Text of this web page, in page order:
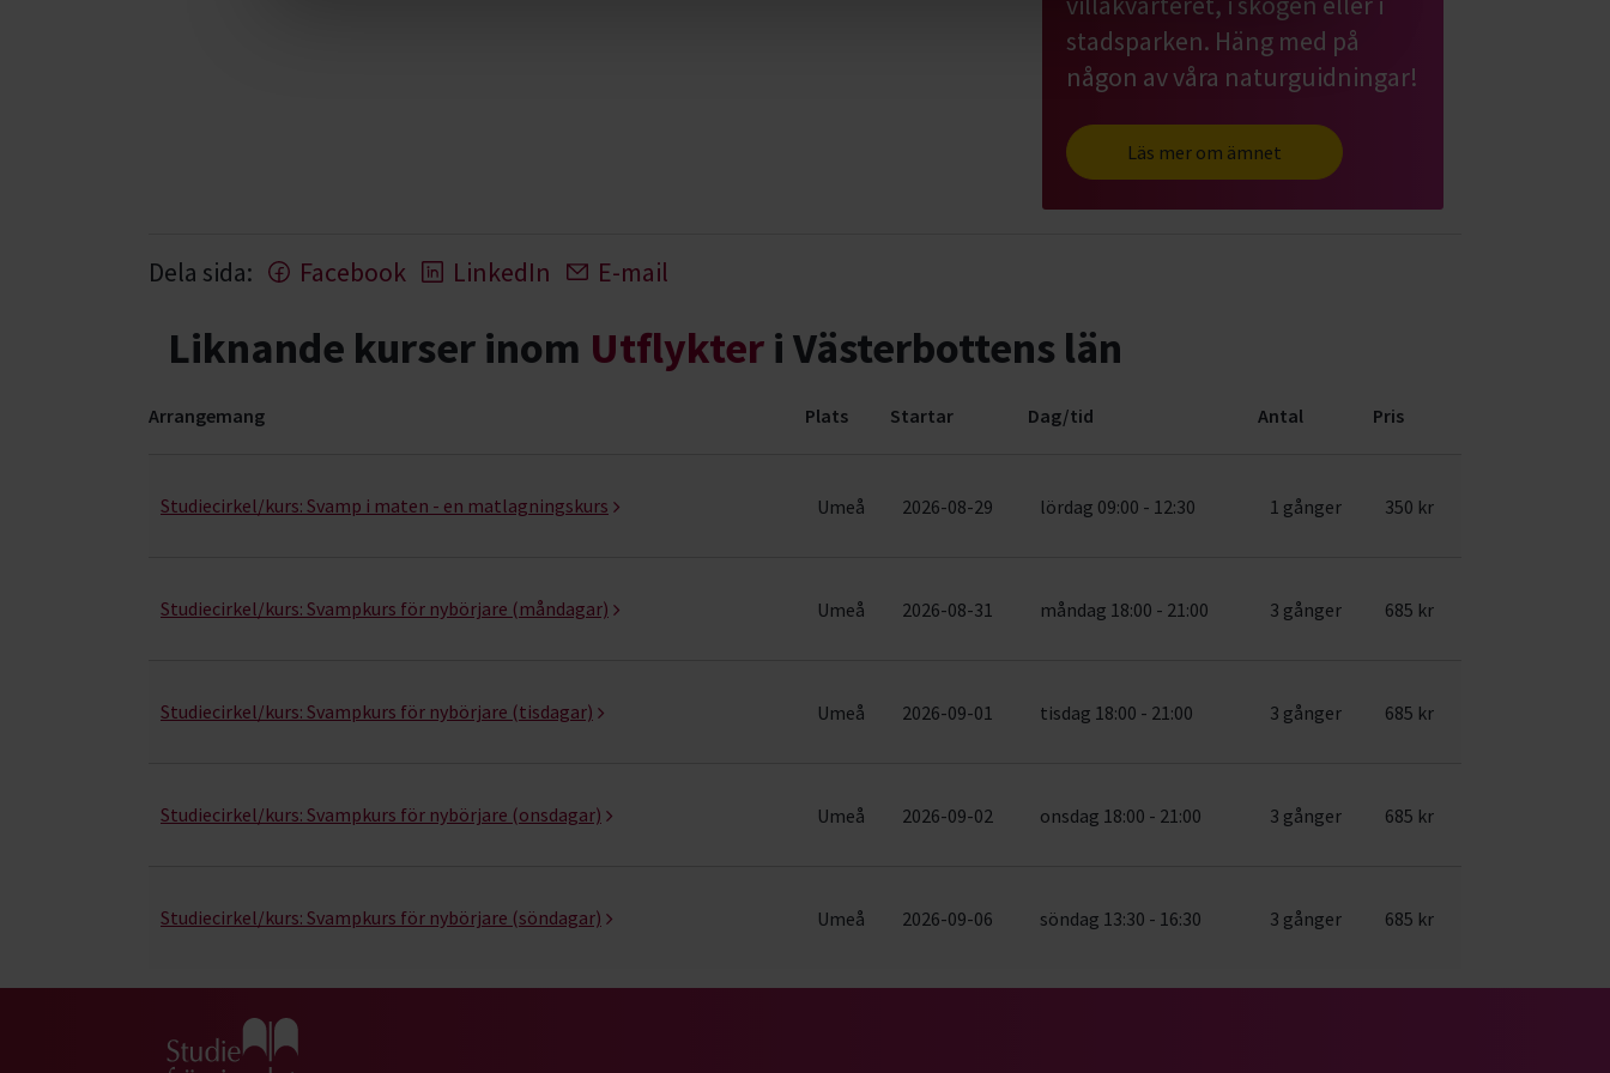
stadsparken. Häng med på
någon av våra naturguidningar!
Läs mer om ämnet
Dela sida: Facebook LinkedIn E-mail
Liknande kurser inom Utflykter i Västerbottens län
Arrangemang Plats Startar Dag/tid Antal Pris
Studiecirkel/kurs: Svamp i maten - en matlagningskurs Umeå 2026-08-29 lördag 09:00 - 12:30 1 gånger 350 kr
Studiecirkel/kurs: Svampkurs för nybörjare (måndagar) Umeå 2026-08-31 måndag 18:00 - 21:00 3 gånger 685 kr
Studiecirkel/kurs: Svampkurs för nybörjare (tisdagar) Umeå 2026-09-01 tisdag 18:00 - 21:00 3 gånger 685 kr
Studiecirkel/kurs: Svampkurs för nybörjare (onsdagar) Umeå 2026-09-02 onsdag 18:00 - 21:00 3 gånger 685 kr
Studiecirkel/kurs: Svampkurs för nybörjare (söndagar) Umeå 2026-09-06 söndag 13:30 - 16:30 3 gånger 685 kr
Gå till studiefrämjandets startsida